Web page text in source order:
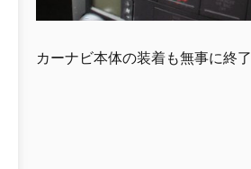
カーナビ本体の装着も無事に終了